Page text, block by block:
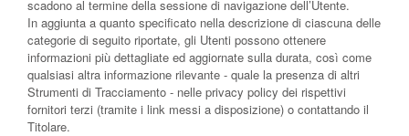
scadono al termine della sessione di navigazione dell’Utente.
In aggiunta a quanto specificato nella descrizione di ciascuna delle
categorie di seguito riportate, gli Utenti possono ottenere
informazioni più dettagliate ed aggiornate sulla durata, così come
qualsiasi altra informazione rilevante - quale la presenza di altri
Strumenti di Tracciamento - nelle privacy policy dei rispettivi
fornitori terzi (tramite i link messi a disposizione) o contattando il
Titolare.